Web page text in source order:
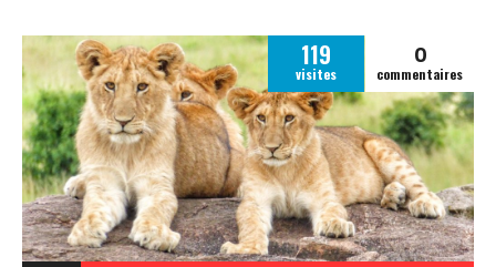
119
visites
0
commentaires